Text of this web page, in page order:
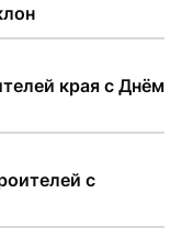
края с Днём
с